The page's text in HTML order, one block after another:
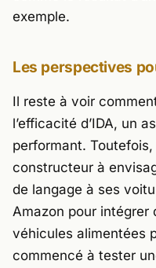
exemple.
Les perspectives
Il reste à voir
l’efficacité d’IDA, un
performant. Toutefois,
constructeur à
de langage à ses
Amazon pour intégrer
véhicules alimentées
commencé à tester